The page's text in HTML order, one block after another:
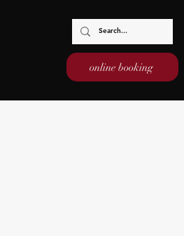
online booking